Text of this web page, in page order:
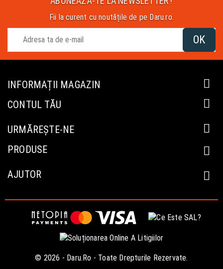
Fii la curent cu noutățile de pe Daru.ro.
INFORMAȚII MAGAZIN 
CONTUL TĂU 
URMĂREȘTE-NE 
PRODUSE 
AJUTOR 
© 2026 - Daru.ro - Toate Drepturile Rezervate.